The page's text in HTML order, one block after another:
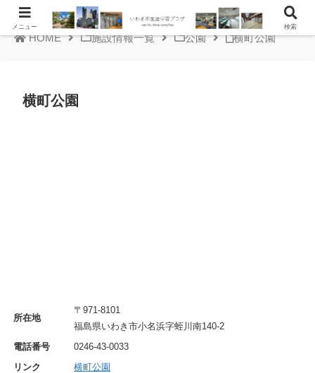
HOME 施設情報一覧 公園 横町公園
横町公園
所在地
〒971-8101
福島県いわき市小名浜字蛭川南140-2
電話番号
0246-43-0033
リンク
横町公園
メニュー 検索